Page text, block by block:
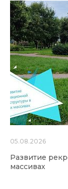
05.08.2026
Развитие
массивах